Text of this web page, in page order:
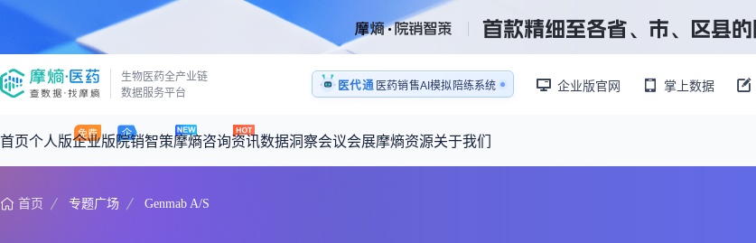
生物医药全产业链
数据服务平台
医代通 医药销售AI模拟陪练系统
1:1还原医生拜访场景
企业版官网 掌上数据
首页个人版企业版院销智策摩熵咨询
咨询服务
资讯
摩熵原创
数据洞察
数据中心
会议会展摩熵资源关于我们
首页 专题广场 Genmab A/S